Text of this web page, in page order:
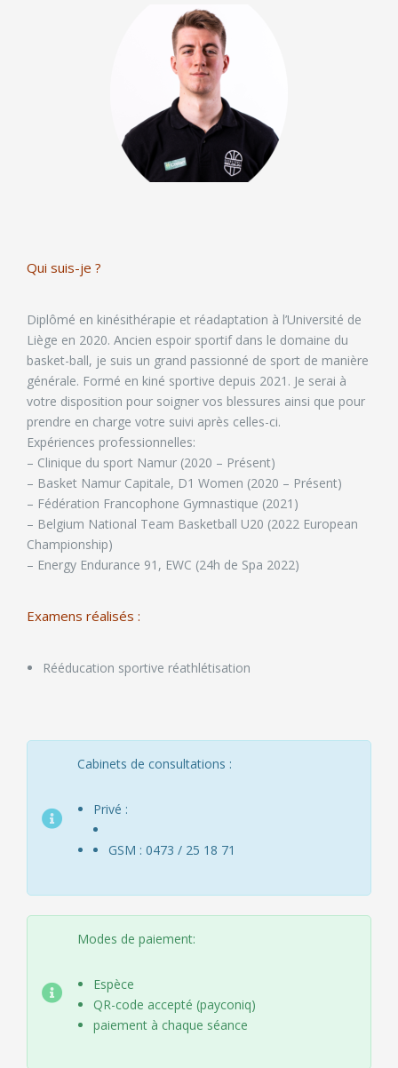
Qui suis-je ?
Diplômé en kinésithérapie et réadaptation à l’Université de
Liège en 2020. Ancien espoir sportif dans le domaine du
basket-ball, je suis un grand passionné de sport de manière
générale. Formé en kiné sportive depuis 2021. Je serai à
votre disposition pour soigner vos blessures ainsi que pour
prendre en charge votre suivi après celles-ci.
Expériences professionnelles:
– Clinique du sport Namur (2020 – Présent)
– Basket Namur Capitale, D1 Women (2020 – Présent)
– Fédération Francophone Gymnastique (2021)
– Belgium National Team Basketball U20 (2022 European
Championship)
– Energy Endurance 91, EWC (24h de Spa 2022)
Examens réalisés :
Rééducation sportive réathlétisation
Cabinets de consultations :
Privé :
GSM : 0473 / 25 18 71
Modes de paiement:
Espèce
QR-code accepté (payconiq)
paiement à chaque séance